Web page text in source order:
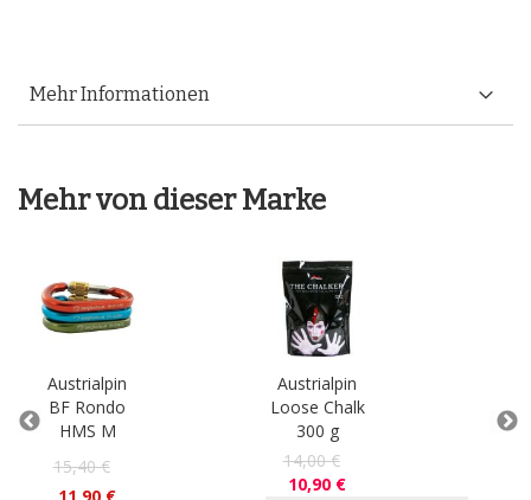
Mehr Informationen
Mehr von dieser Marke
Austrialpin
BF Rondo
HMS M
15,40 €
Austrialpin
Loose Chalk
300 g
14,00 €
10,90 €